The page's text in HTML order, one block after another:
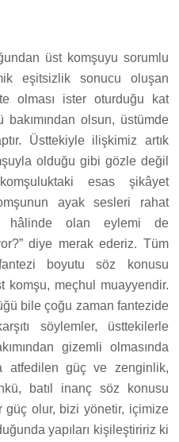
üst komşuyu sorumlu
eşitsizlik sonucu oluşan
olması ister oturduğu kat
olsun, üstümde
Üsttekiyle ilişkimiz artık
olduğu gibi gözle değil
esas şikâyet
ayak sesleri rahat
hâlinde olan eylemi de
diye merak ederiz. Tüm
boyutu söz konusu
komşu, meçhul muayyendir.
bile çoğu zaman fantezide
söylemler, üsttekilerle
gizemli olmasında
atfedilen güç ve zenginlik,
batıl inanç söz konusu
olur, bizi yönetir, içimize
yapıları kişileştiririz ki